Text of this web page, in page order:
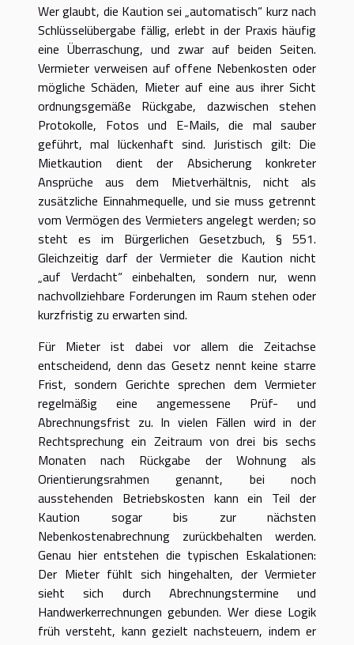
Wer glaubt, die Kaution sei „automatisch“ kurz nach
Schlüsselübergabe fällig, erlebt in der Praxis häufig
eine Überraschung, und zwar auf beiden Seiten.
Vermieter verweisen auf offene Nebenkosten oder
mögliche Schäden, Mieter auf eine aus ihrer Sicht
ordnungsgemäße Rückgabe, dazwischen stehen
Protokolle, Fotos und E-Mails, die mal sauber
geführt, mal lückenhaft sind. Juristisch gilt: Die
Mietkaution dient der Absicherung konkreter
Ansprüche aus dem Mietverhältnis, nicht als
zusätzliche Einnahmequelle, und sie muss getrennt
vom Vermögen des Vermieters angelegt werden; so
steht es im Bürgerlichen Gesetzbuch, § 551.
Gleichzeitig darf der Vermieter die Kaution nicht
„auf Verdacht“ einbehalten, sondern nur, wenn
nachvollziehbare Forderungen im Raum stehen oder
kurzfristig zu erwarten sind.
Für Mieter ist dabei vor allem die Zeitachse
entscheidend, denn das Gesetz nennt keine starre
Frist, sondern Gerichte sprechen dem Vermieter
regelmäßig eine angemessene Prüf- und
Abrechnungsfrist zu. In vielen Fällen wird in der
Rechtsprechung ein Zeitraum von drei bis sechs
Monaten nach Rückgabe der Wohnung als
Orientierungsrahmen genannt, bei noch
ausstehenden Betriebskosten kann ein Teil der
Kaution sogar bis zur nächsten
Nebenkostenabrechnung zurückbehalten werden.
Genau hier entstehen die typischen Eskalationen:
Der Mieter fühlt sich hingehalten, der Vermieter
sieht sich durch Abrechnungstermine und
Handwerkerrechnungen gebunden. Wer diese Logik
früh versteht, kann gezielt nachsteuern, indem er